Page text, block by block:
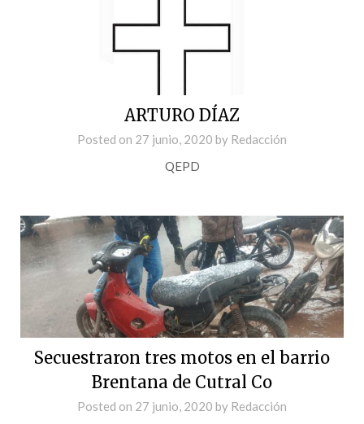
ARTURO DÍAZ
Posted on 27 junio, 2020 by Redacción
QEPD
Secuestraron tres motos en el barrio
Brentana de Cutral Co
Posted on 27 junio, 2020 by Redacción